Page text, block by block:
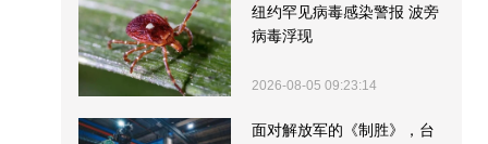
纽约罕见病毒感染警报 波旁
病毒浮现
2026-08-05 09:23:14
面对解放军的《制胜》，台